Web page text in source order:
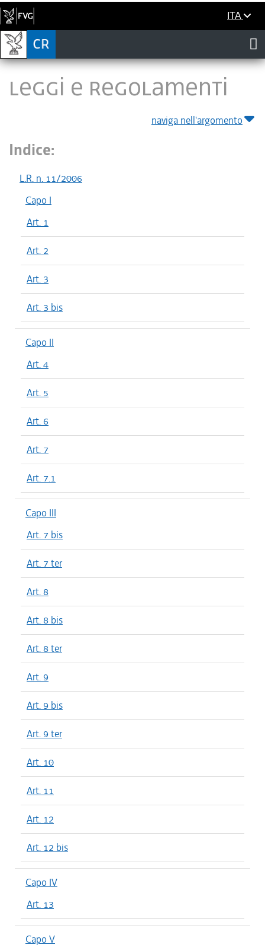
ITA
LEGGI E REGOLAMENTI
naviga nell'argomento
Indice:
L.R. n. 11/2006
Capo I
Art. 1
Art. 2
Art. 3
Art. 3 bis
Capo II
Art. 4
Art. 5
Art. 6
Art. 7
Art. 7.1
Capo III
Art. 7 bis
Art. 7 ter
Art. 8
Art. 8 bis
Art. 8 ter
Art. 9
Art. 9 bis
Art. 9 ter
Art. 10
Art. 11
Art. 12
Art. 12 bis
Capo IV
Art. 13
Capo V